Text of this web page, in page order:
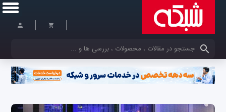
کلمات کلیدی خود را وارد کنید